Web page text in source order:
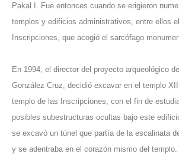
Pakal I. Fue entonces cuando se erigieron
templos y edificios administrativos, entre ellos
Inscripciones, que acogió el sarcófago
En 1994, el director del proyecto arqueológico
González Cruz, decidió excavar en el templo
templo de las Inscripciones, con el fin de
posibles subestructuras ocultas bajo este
se excavó un túnel que partía de la escalinata
y se adentraba en el corazón mismo del